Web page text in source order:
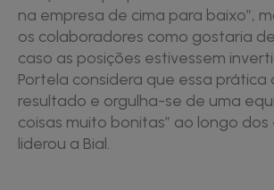
na empresa de cima para baixo”,
os colaboradores como gostaria
caso as posições estivessem
Portela considera que essa prática
resultado e orgulha-se de uma
coisas muito bonitas” ao longo dos
liderou a Bial.